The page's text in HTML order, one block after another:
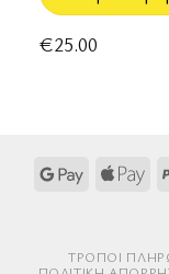
€25.00
Google
ΤΡΌΠΟΙ